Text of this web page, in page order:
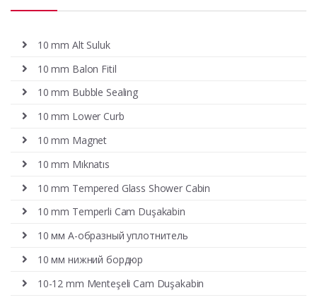
10 mm Alt Suluk
10 mm Balon Fitil
10 mm Bubble Sealing
10 mm Lower Curb
10 mm Magnet
10 mm Mıknatıs
10 mm Tempered Glass Shower Cabin
10 mm Temperli Cam Duşakabin
10 мм А-образный уплотнитель
10 мм нижний бордюр
10-12 mm Menteşeli Cam Duşakabin